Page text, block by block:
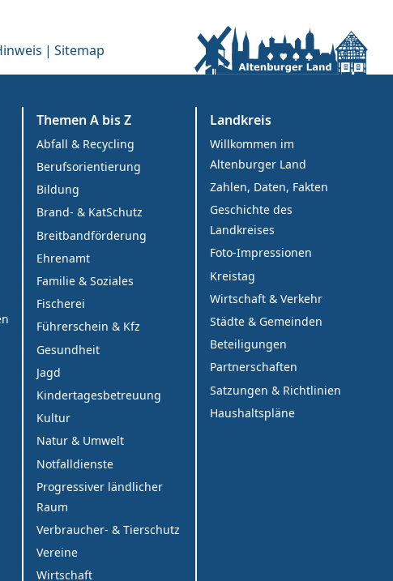
Sitemap
Themen A bis Z
Abfall & Recycling
Berufsorientierung
Bildung
Brand- & KatSchutz
Breitbandförderung
Ehrenamt
Familie & Soziales
Fischerei
Führerschein & Kfz
Gesundheit
Jagd
Kindertagesbetreuung
Kultur
Natur & Umwelt
Notfalldienste
Progressiver ländlicher
Raum
Verbraucher- & Tierschutz
Vereine
Wirtschaft
Landkreis
Willkommen im
Altenburger Land
Zahlen, Daten, Fakten
Geschichte des
Landkreises
Foto-Impressionen
Kreistag
Wirtschaft & Verkehr
Städte & Gemeinden
Beteiligungen
Partnerschaften
Satzungen & Richtlinien
Haushaltspläne